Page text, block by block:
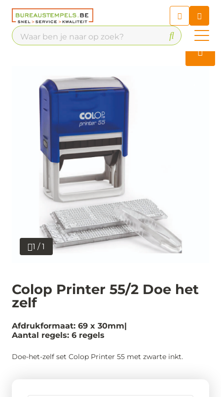
Chat 24/7 met onze chatbot
voor hulp
Contact
1 / 1
Colop Printer 55/2 Doe het
zelf
Afdrukformaat: 69 x 30mm
Aantal regels: 6 regels
Doe-het-zelf set Colop Printer 55 met zwarte inkt.